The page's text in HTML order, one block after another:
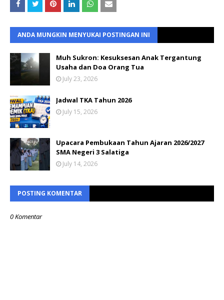
ANDA MUNGKIN MENYUKAI POSTINGAN INI
Muh Sukron: Kesuksesan Anak Tergantung
Usaha dan Doa Orang Tua
July 23, 2026
Jadwal TKA Tahun 2026
July 15, 2026
Upacara Pembukaan Tahun Ajaran 2026/2027
SMA Negeri 3 Salatiga
July 14, 2026
POSTING KOMENTAR
0 Komentar